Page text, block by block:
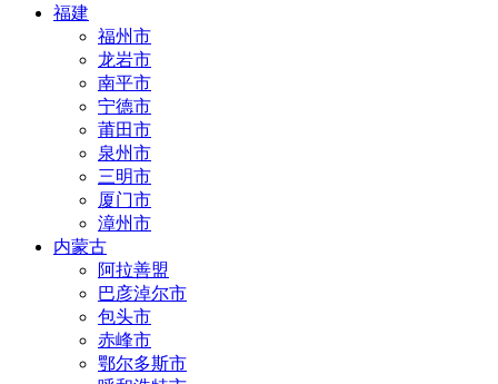
福建
福州市
龙岩市
南平市
宁德市
莆田市
泉州市
三明市
厦门市
漳州市
内蒙古
阿拉善盟
巴彦淖尔市
包头市
赤峰市
鄂尔多斯市